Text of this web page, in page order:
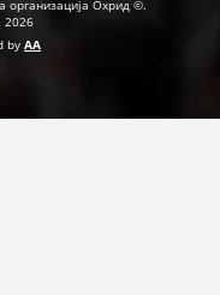
организација Охрид ©.
2026
by AA